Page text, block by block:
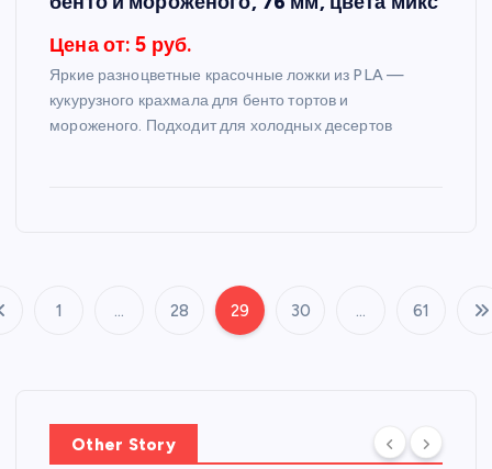
Цена от: 5 руб.
Яркие разноцветные красочные ложки из PLA —
кукурузного крахмала для бенто тортов и
мороженого. Подходит для холодных десертов
П
1 … 28 29 30 … 61
Other Story